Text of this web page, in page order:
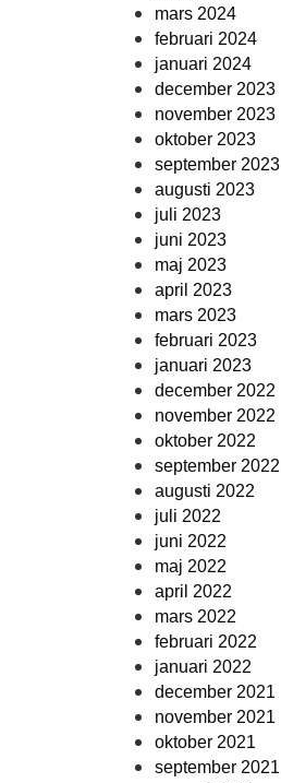
mars 2024
februari 2024
januari 2024
december 2023
november 2023
oktober 2023
september 2023
augusti 2023
juli 2023
juni 2023
maj 2023
april 2023
mars 2023
februari 2023
januari 2023
december 2022
november 2022
oktober 2022
september 2022
augusti 2022
juli 2022
juni 2022
maj 2022
april 2022
mars 2022
februari 2022
januari 2022
december 2021
november 2021
oktober 2021
september 2021